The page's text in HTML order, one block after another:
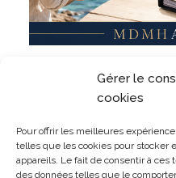
Gérer le
cookies
Pour offrir les meilleures
telles que les cookies pour stocker
appareils. Le fait de consentir à
des données telles que le
peut-il être sanctionné
pendant ses vacances ?
LIRE L'ARTICLE